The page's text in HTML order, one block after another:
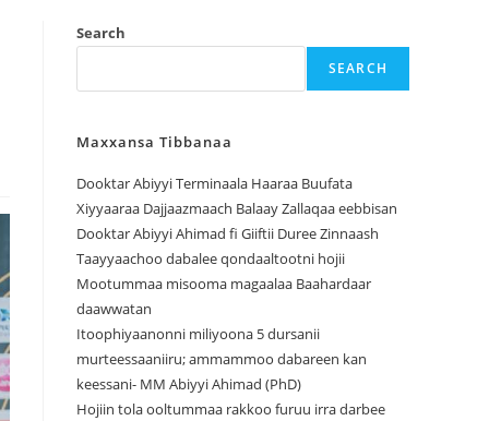
Search
SEARCH
Maxxansa Tibbanaa
Dooktar Abiyyi Terminaala Haaraa Buufata
Xiyyaaraa Dajjaazmaach Balaay Zallaqaa eebbisan
Dooktar Abiyyi Ahimad fi Giiftii Duree Zinnaash
Taayyaachoo dabalee qondaaltootni hojii
Mootummaa misooma magaalaa Baahardaar
daawwatan
Itoophiyaanonni miliyoona 5 dursanii
murteessaaniiru; ammammoo dabareen kan
keessani- MM Abiyyi Ahimad (PhD)
Hojiin tola ooltummaa rakkoo furuu irra darbee